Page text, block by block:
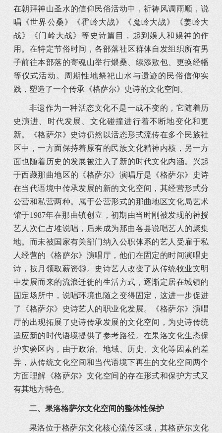
在朝拜神山圣水的信仰民俗活动中，祈祷风调雨顺，说
唱《世界公桑》《霍岭大战》《魔岭大战》《姜岭大
战》《门岭大战》等史诗篇目，起到娱人和娱神的作
用。在特定节俗时间，各部落社区群体自发组织所有男
子前往本部落的寄魂山举行煨桑、续添敖包、更换经幡
等仪式活动。周期性地祭祀山水与遗迹的民俗信仰实
践，塑造了一个传承《格萨尔》史诗的文化空间。
非遗作为一种活态文化不是一成不变的，它随着历
史演进、时代发展、文化碰撞进行着不断地变化和更
新。《格萨尔》史诗仍然以活态形式流传在多个民族社
区中，一方面保持着原有的民族文化精神内核，另一方
面也随着历史的发展被注入了新的时代文化内涵。兴起
于西藏那曲地区的《格萨尔》演唱厅是《格萨尔》史诗
在当代语境中传承发展的新的文化空间，其经营形式分
公营和私营两种。属于公营形式的那曲地区文化局艺术
馆于1987年在那曲镇创立，初期由当时刚被发现的神授
艺人次仁占堆说唱，后来成为那曲各县说唱艺人的聚集
地。而未被国家有关部门纳入公职体系的艺人受雇于私
人经营的《格萨尔》演唱厅，他们在固定的时间演唱史
诗，按月领取薪资⑬。史诗艺人改变了从传统牧业文明
中发展而来的流浪迁徙的生活方式，逐渐定居在城镇的
固定场所中，说唱环境也随之变得固定，这进一步促进
了《格萨尔》史诗艺人的职业化发展。《格萨尔》演唱
厅的出现拓展了史诗传承发展的文化空间，为史诗传统
适应新的时代语境提供了参考路径。在果洛文化生态保
护实验区内，由于政治、地域、历史、文化等因素的差
异，从传统文化空间和当代语境下再生的文化空间两个
方面理解《格萨尔》文化空间的存在形式和保护方式又
有其地方特色。
二、 果洛格萨尔文化空间的整体性保护
果洛位于格萨尔文化核心流传区域，其格萨尔文化